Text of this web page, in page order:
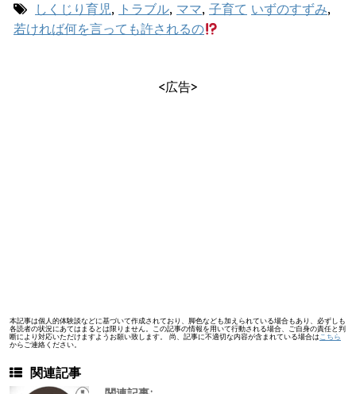
しくじり育児, トラブル, ママ, 子育て いずのすずみ,
若ければ何を言っても許されるの
<広告>
本記事は個人的体験談などに基づいて作成されており、脚色なども加えられている場合もあり、必ずしも
各読者の状況にあてはまるとは限りません。この記事の情報を用いて行動される場合、ご自身の責任と判
断により対応いただけますようお願い致します。 尚、記事に不適切な内容が含まれている場合はこちら
からご連絡ください。
関連記事